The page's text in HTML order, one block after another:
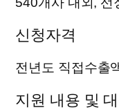
신청자격
전년도 직접수출
지원 내용 및